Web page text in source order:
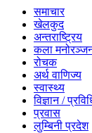
समाचार
खेलकुद
अन्तराष्ट्रिय
कला
रोचक
अर्थ वाणिज्य
स्वास्थ्य
विज्ञान /
प्रवास
लुम्बिनी प्रदेश